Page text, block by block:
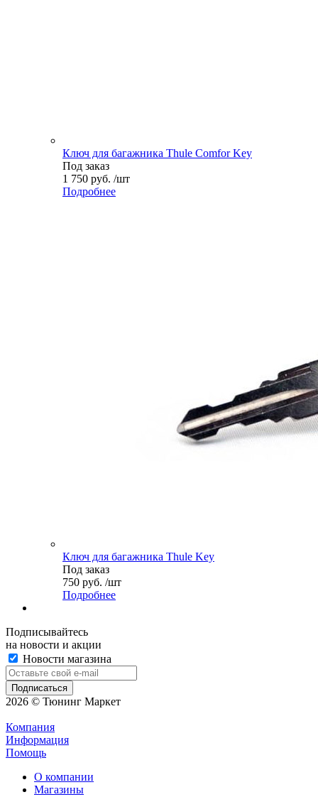
Ключ для багажника Thule Comfor Key
Под заказ
1 750 руб. /шт
Подробнее
Ключ для багажника Thule Key
Под заказ
750 руб. /шт
Подробнее
Подписывайтесь
на новости и акции
Новости магазина
2026 © Тюнинг Маркет
Компания
Информация
Помощь
О компании
Магазины